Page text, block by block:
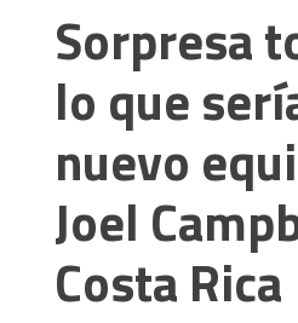
Sorpresa
lo que
nuevo
Joel
Costa Rica